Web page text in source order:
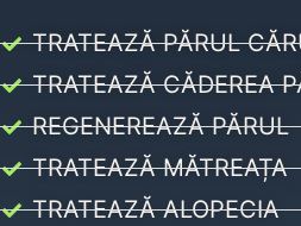
TRATEAZĂ PĂRUL
TRATEAZĂ CĂDEREA
REGENEREAZĂ PĂRUL
TRATEAZĂ MĂTREAȚA
TRATEAZĂ ALOPECIA